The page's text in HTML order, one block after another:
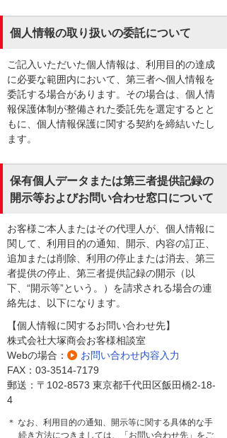
個人情報の取り扱いの委託について
ご記入いただいた個人情報は、利用目的の達成
に必要な範囲内において、第三者へ個人情報を
委託する場合があります。その場合は、個人情
報保護体制が整備された委託先を選定するとと
もに、個人情報保護に関する契約を締結いたし
ます。
保有個人データまたは第三者提供記録の
開示等およびお問い合わせ窓口について
お客様ご本人またはその代理人が、個人情報に
関して、利用目的の通知、開示、内容の訂正、
追加または削除、利用の停止または消去、第三
者提供の停止、第三者提供記録の開示（以
下、“開示等”という。）を請求される場合の連
絡先は、以下になります。
【個人情報に関するお問い合わせ先】
株式会社大塚商会お客様相談室
Webの場合：
お問い合わせ内容入力
FAX：03-3514-7179
郵送：〒102-8573 東京都千代田区飯田橋2-18-
4
＊ なお、利用目的の通知、開示等に関する具体的な手
続き方法につきましては、「お問い合わせ先」をご